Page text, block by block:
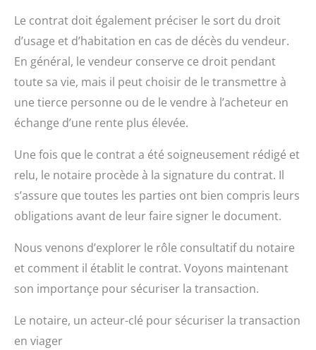
Le contrat doit également préciser le sort du droit
d’usage et d’habitation en cas de décès du vendeur.
En général, le vendeur conserve ce droit pendant
toute sa vie, mais il peut choisir de le transmettre à
une tierce personne ou de le vendre à l’acheteur en
échange d’une rente plus élevée.
Une fois que le contrat a été soigneusement rédigé et
relu, le notaire procède à la signature du contrat. Il
s’assure que toutes les parties ont bien compris leurs
obligations avant de leur faire signer le document.
Nous venons d’explorer le rôle consultatif du notaire
et comment il établit le contrat. Voyons maintenant
son importançe pour sécuriser la transaction.
Le notaire, un acteur-clé pour sécuriser la transaction
en viager